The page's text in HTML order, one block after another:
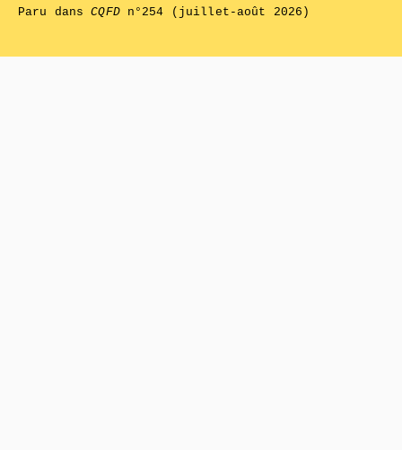
Paru dansCQFDn°254 (juillet-août 2026)